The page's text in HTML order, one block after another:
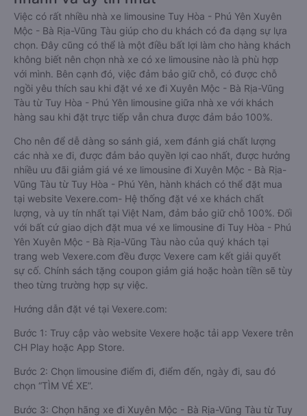
Việc có rất nhiều nhà xe limousine Tuy Hòa - Phú Yên Xuyên
Mộc - Bà Rịa-Vũng Tàu giúp cho du khách có đa dạng sự lựa
chọn. Đây cũng có thể là một điều bất lợi làm cho hàng khách
không biết nên chọn nhà xe có xe limousine nào là phù hợp
với mình. Bên cạnh đó, việc đảm bảo giữ chỗ, có được chỗ
ngồi yêu thích sau khi đặt vé xe đi Xuyên Mộc - Bà Rịa-Vũng
Tàu từ Tuy Hòa - Phú Yên limousine giữa nhà xe với khách
hàng sau khi đặt trực tiếp vẫn chưa được đảm bảo 100%.
Cho nên để dễ dàng so sánh giá, xem đánh giá chất lượng
các nhà xe đi, được đảm bảo quyền lợi cao nhất, được hưởng
nhiều ưu đãi giảm giá vé xe limousine đi Xuyên Mộc - Bà Rịa-
Vũng Tàu từ Tuy Hòa - Phú Yên, hành khách có thể đặt mua
tại website Vexere.com- Hệ thống đặt vé xe khách chất
lượng, và uy tín nhất tại Việt Nam, đảm bảo giữ chỗ 100%. Đối
với bất cứ giao dịch đặt mua vé xe limousine đi Tuy Hòa - Phú
Yên Xuyên Mộc - Bà Rịa-Vũng Tàu nào của quý khách tại
trang web Vexere.com đều được Vexere cam kết giải quyết
sự cố. Chính sách tặng coupon giảm giá hoặc hoàn tiền sẽ tùy
theo từng trường hợp sự việc.
Hướng dẫn đặt vé tại Vexere.com:
Bước 1: Truy cập vào website Vexere hoặc tải app Vexere trên
CH Play hoặc App Store.
Bước 2: Chọn limousine điểm đi, điểm đến, ngày đi, sau đó
chọn “TÌM VÉ XE”.
Bước 3: Chọn hãng xe đi Xuyên Mộc - Bà Rịa-Vũng Tàu từ Tuy